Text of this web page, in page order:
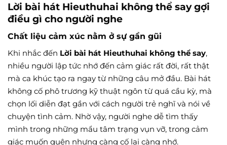
Lời bài hát Hieuthuhai không thể say gợi
điều gì cho người nghe
Chất liệu cảm xúc nằm ở sự gần gũi
Khi nhắc đến Lời bài hát Hieuthuhai không thể say,
nhiều người lập tức nhớ đến cảm giác rất đời, rất thật
mà ca khúc tạo ra ngay từ những câu mở đầu. Bài hát
không cố phô trương kỹ thuật ngôn từ quá cầu kỳ, mà
chọn lối diễn đạt gần với cách người trẻ nghĩ và nói về
chuyện tình cảm. Nhờ vậy, người nghe dễ tìm thấy
mình trong những mẩu tâm trạng vụn vỡ, trong cảm
giác muốn quên nhưng càng cố lại càng nhớ.